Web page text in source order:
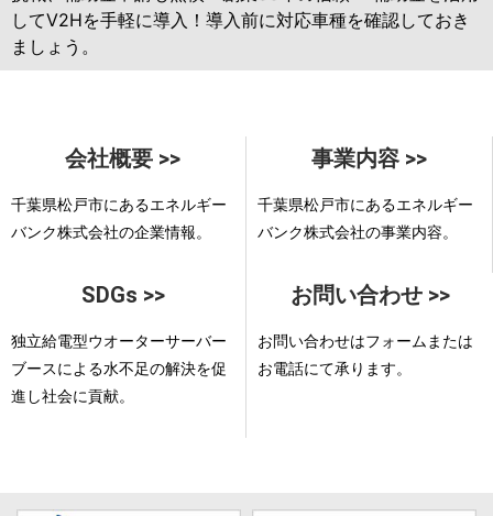
してV2Hを手軽に導入！導入前に対応車種を確認しておき
ましょう。
会社概要 >>
千葉県松戸市にあるエネルギー
バンク株式会社の企業情報。
事業内容 >>
千葉県松戸市にあるエネルギー
バンク株式会社の事業内容。
SDGs >>
独立給電型ウオーターサーバー
ブースによる水不足の解決を促
進し社会に貢献。
お問い合わせ >>
お問い合わせはフォームまたは
お電話にて承ります。